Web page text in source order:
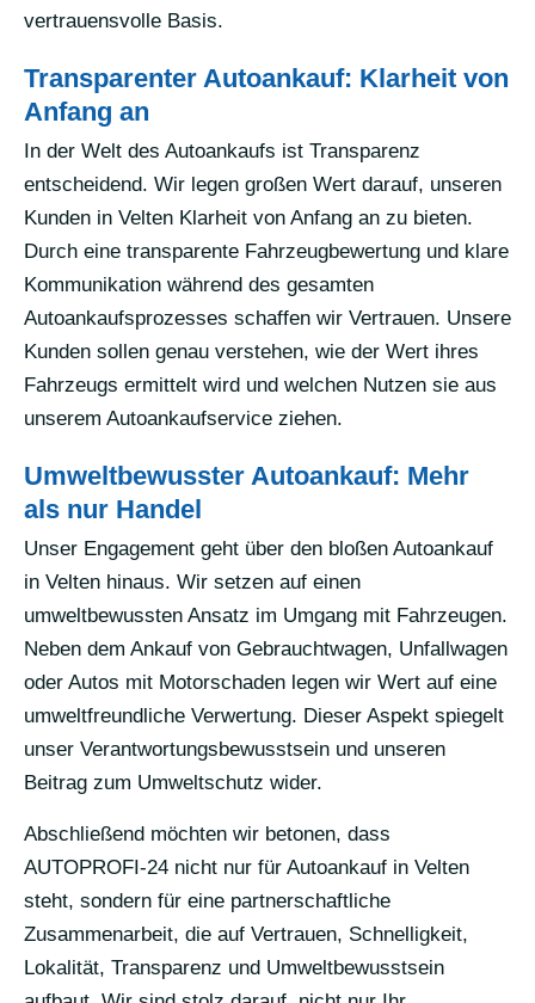
vertrauensvolle Basis.
Transparenter Autoankauf: Klarheit von
Anfang an
In der Welt des Autoankaufs ist Transparenz
entscheidend. Wir legen großen Wert darauf, unseren
Kunden in Velten Klarheit von Anfang an zu bieten.
Durch eine transparente Fahrzeugbewertung und klare
Kommunikation während des gesamten
Autoankaufsprozesses schaffen wir Vertrauen. Unsere
Kunden sollen genau verstehen, wie der Wert ihres
Fahrzeugs ermittelt wird und welchen Nutzen sie aus
unserem Autoankaufservice ziehen.
Umweltbewusster Autoankauf: Mehr
als nur Handel
Unser Engagement geht über den bloßen Autoankauf
in Velten hinaus. Wir setzen auf einen
umweltbewussten Ansatz im Umgang mit Fahrzeugen.
Neben dem Ankauf von Gebrauchtwagen, Unfallwagen
oder Autos mit Motorschaden legen wir Wert auf eine
umweltfreundliche Verwertung. Dieser Aspekt spiegelt
unser Verantwortungsbewusstsein und unseren
Beitrag zum Umweltschutz wider.
Abschließend möchten wir betonen, dass
AUTOPROFI-24 nicht nur für Autoankauf in Velten
steht, sondern für eine partnerschaftliche
Zusammenarbeit, die auf Vertrauen, Schnelligkeit,
Lokalität, Transparenz und Umweltbewusstsein